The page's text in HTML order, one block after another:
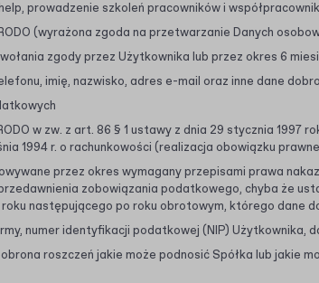
prowadzenie szkoleń pracowników i
(wyrażona zgoda na przetwarzanie Danych
zgody przez Użytkownika lub przez okres 6
imię, nazwisko, adres e-mail oraz inne dane
w zw. z art. 86 § 1 ustawy z dnia 29 stycznia 1997
1994 r. o rachunkowości (realizacja obowiązku
przez okres wymagany przepisami prawa
zobowiązania podatkowego, chyba że
następującego po roku obrotowym, którego dane
numer identyfikacji podatkowej (NIP) Użytkownika,
roszczeń jakie może podnosić Spółka lub jakie